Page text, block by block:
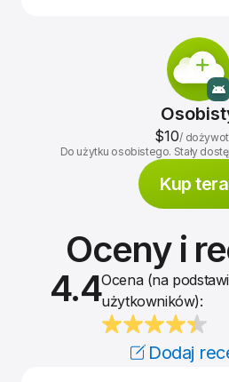
$10/
Do użytku osobistego. Stały
Kup
Oceny i
4.4Ocena (na
użytkowników):
Dodaj